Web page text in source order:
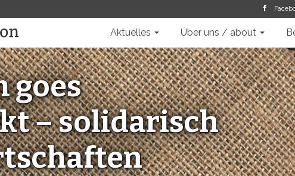
Aktuelles Über uns / about
goes
– solidarisch